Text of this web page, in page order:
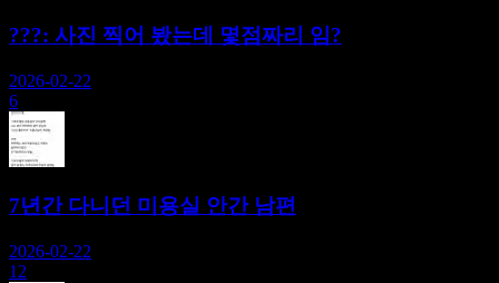
???: 사진 찍어 봤는데 몇점짜리 임?
2026-02-22
6
7년간 다니던 미용실 안간 남편
2026-02-22
12